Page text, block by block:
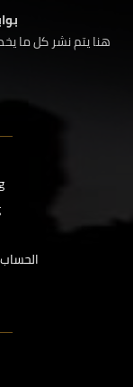
هنا يتم نشر كل ما